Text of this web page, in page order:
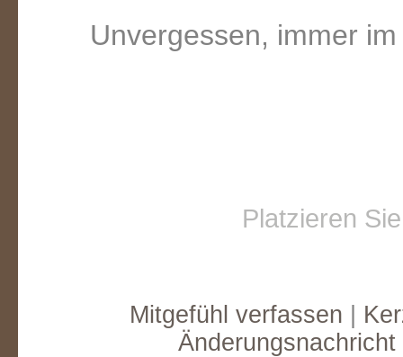
Unvergessen, immer
Platzieren
Mitgefühl verfassen